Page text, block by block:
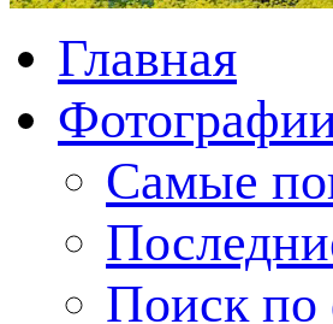
Главная
Cамые
Поиск по